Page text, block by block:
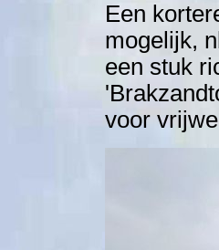
Een
mogelijk,
een stuk
voor